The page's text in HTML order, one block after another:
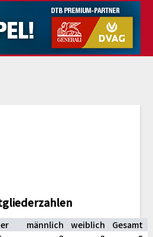
männlich weiblich
Gesamt